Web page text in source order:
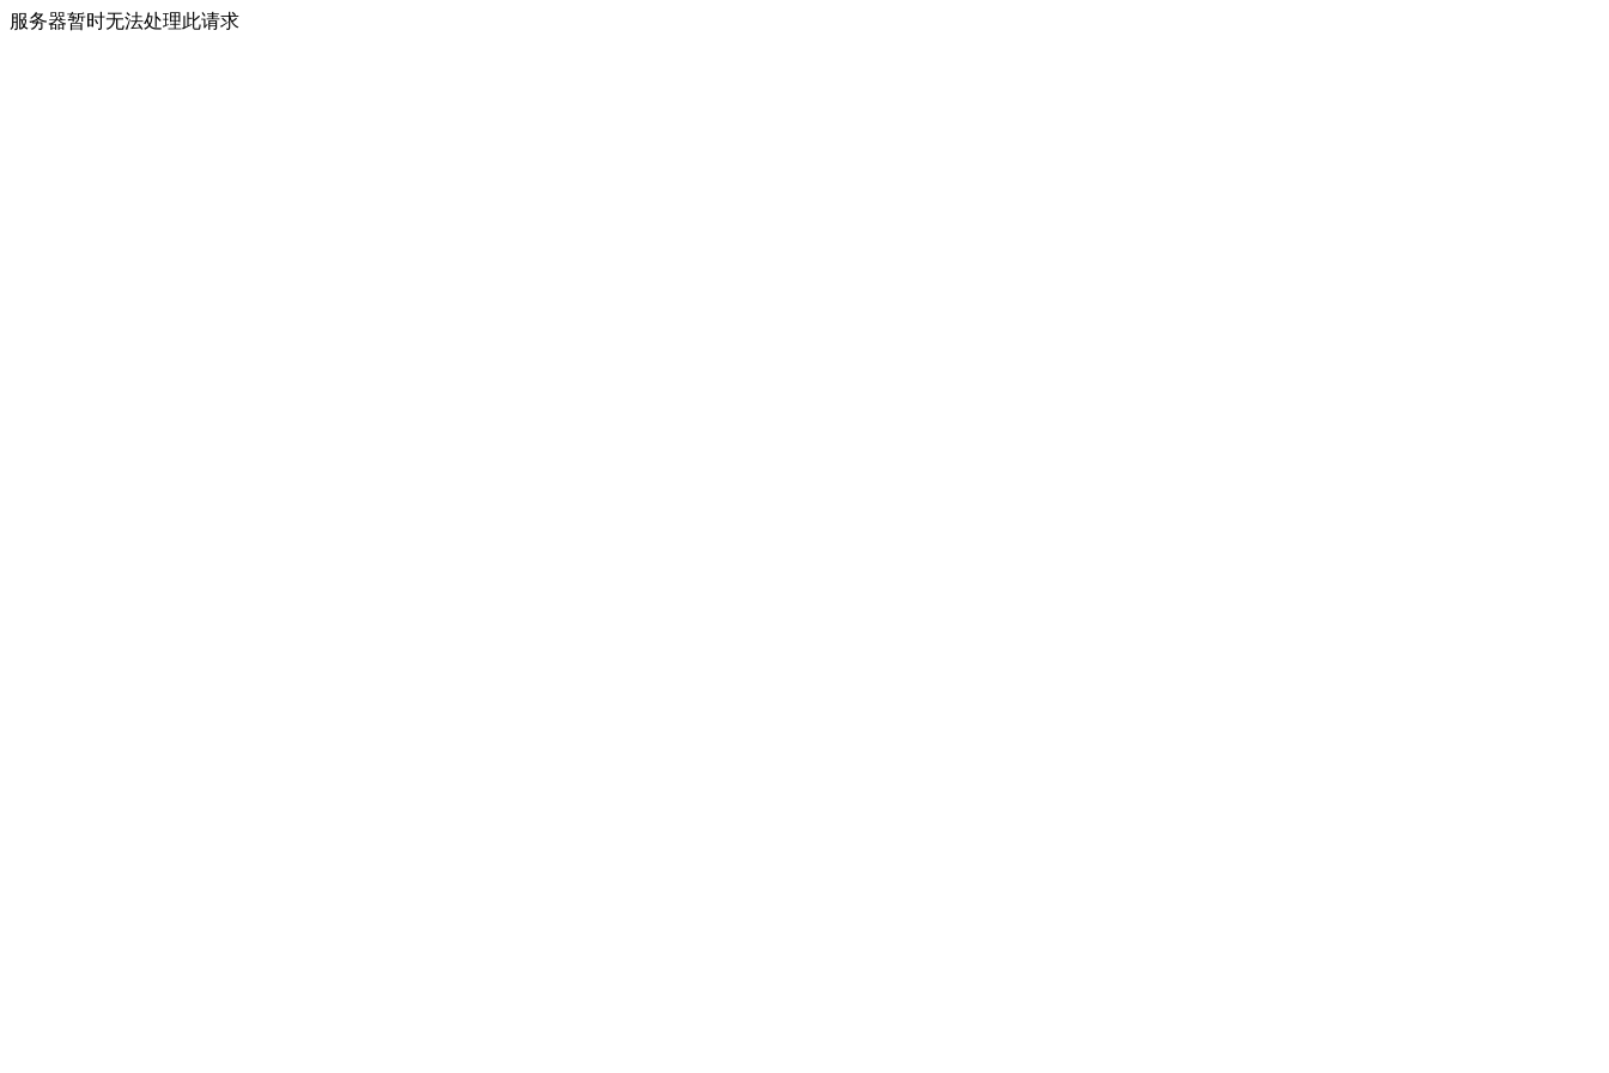
服务器暂时无法处理此请求